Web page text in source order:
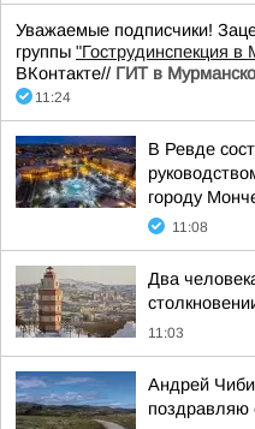
Уважаемые подписчики!
группы "Гострудинспекция в
ВКонтакте// ГИТ в
11:24
В Ревде
городу
11:08
Два
11:03
Андрей
поздравляю